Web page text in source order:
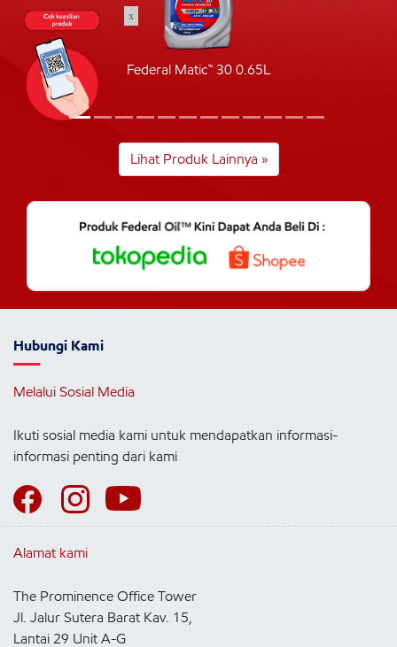
Federal Matic™ 30 0.65L
Lihat Produk Lainnya »
Hubungi Kami
Melalui Sosial Media
Ikuti sosial media kami untuk mendapatkan informasi-
informasi penting dari kami
Alamat kami
The Prominence Office Tower
Jl. Jalur Sutera Barat Kav. 15,
Lantai 29 Unit A-G
x